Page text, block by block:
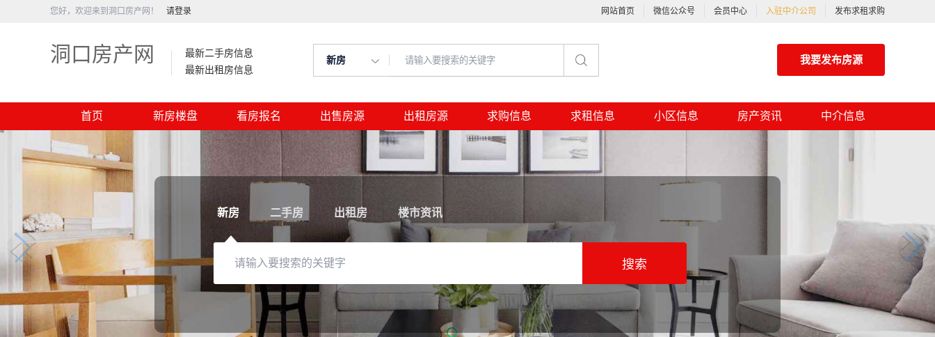
您好，欢迎来到洞口房产网！ 请登录 网站首页 微信公众号 会员中心 入驻中介公司 发布求租求购
洞口房产网
最新二手房信息
最新出租房信息
新房 我要发布房源
首页 新房楼盘 看房报名 出售房源 出租房源 求购信息 求租信息 小区信息 房产资讯 中介信息
新房 二手房 出租房 楼市资讯
搜索